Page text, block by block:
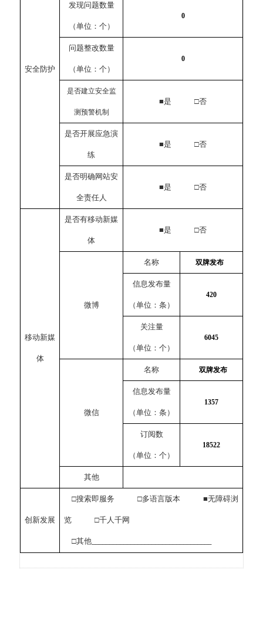
安全防护
发现问题数量
（单位：个）
0
问题整改数量
（单位：个）
0
是否建立安全监
测预警机制
■是 □否
是否开展应急演
练
■是 □否
是否明确网站安
全责任人
■是 □否
移动新媒
体
是否有移动新媒
体
■是 □否
微博
名称 双牌发布
信息发布量
（单位：条）
420
关注量
（单位：个）
6045
微信
名称 双牌发布
信息发布量
（单位：条）
1357
订阅数
（单位：个）
18522
其他
创新发展
□搜索即服务 □多语言版本 ■无障碍浏
览 □千人千网
□其他